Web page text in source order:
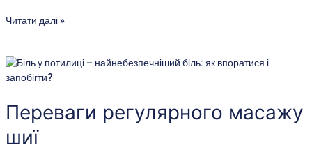
Читати далі »
Переваги регулярного масажу
шиї
Переваги
регулярного
шиї